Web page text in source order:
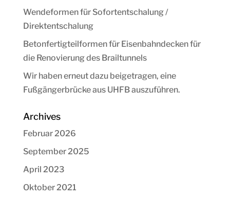
Wendeformen für Sofortentschalung /
Direktentschalung
Betonfertigteilformen für Eisenbahndecken für
die Renovierung des Brailtunnels
Wir haben erneut dazu beigetragen, eine
Fußgängerbrücke aus UHFB auszuführen.
Archives
Februar 2026
September 2025
April 2023
Oktober 2021